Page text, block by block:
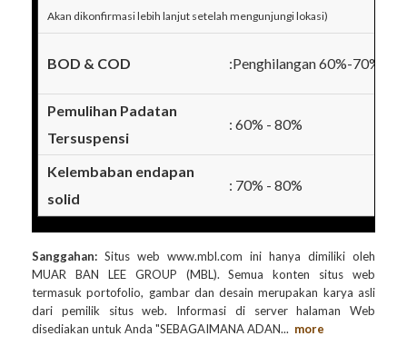
Akan dikonfirmasi lebih lanjut setelah mengunjungi lokasi)
BOD & COD :Penghilangan 60%-70%
Pemulihan Padatan
Tersuspensi
: 60% - 80%
Kelembaban endapan
solid
: 70% - 80%
Sanggahan: Situs web www.mbl.com ini hanya dimiliki oleh
MUAR BAN LEE GROUP (MBL). Semua konten situs web
termasuk portofolio, gambar dan desain merupakan karya asli
dari pemilik situs web. Informasi di server halaman Web
disediakan untuk Anda "SEBAGAIMANA ADAN... more